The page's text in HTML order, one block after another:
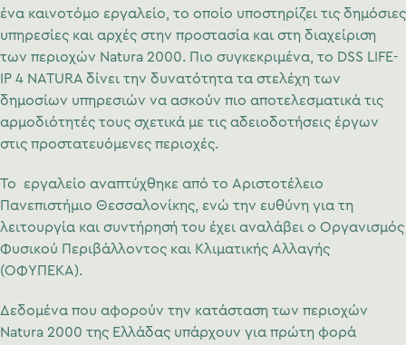
ένα καινοτόμο εργαλείο, το οποίο υποστηρίζει τις δημόσιες
υπηρεσίες και αρχές στην προστασία και στη διαχείριση
των περιοχών Natura 2000. Πιο συγκεκριμένα, το DSS LIFE-
IP 4 NATURA δίνει την δυνατότητα τα στελέχη των
δημοσίων υπηρεσιών να ασκούν πιο αποτελεσματικά τις
αρμοδιότητές τους σχετικά με τις αδειοδοτήσεις έργων
στις προστατευόμενες περιοχές.
Το εργαλείο αναπτύχθηκε από το Αριστοτέλειο
Πανεπιστήμιο Θεσσαλονίκης, ενώ την ευθύνη για τη
λειτουργία και συντήρησή του έχει αναλάβει ο Οργανισμός
Φυσικού Περιβάλλοντος και Κλιματικής Αλλαγής
(ΟΦΥΠΕΚΑ).
Δεδομένα που αφορούν την κατάσταση των περιοχών
Natura 2000 της Ελλάδας υπάρχουν για πρώτη φορά